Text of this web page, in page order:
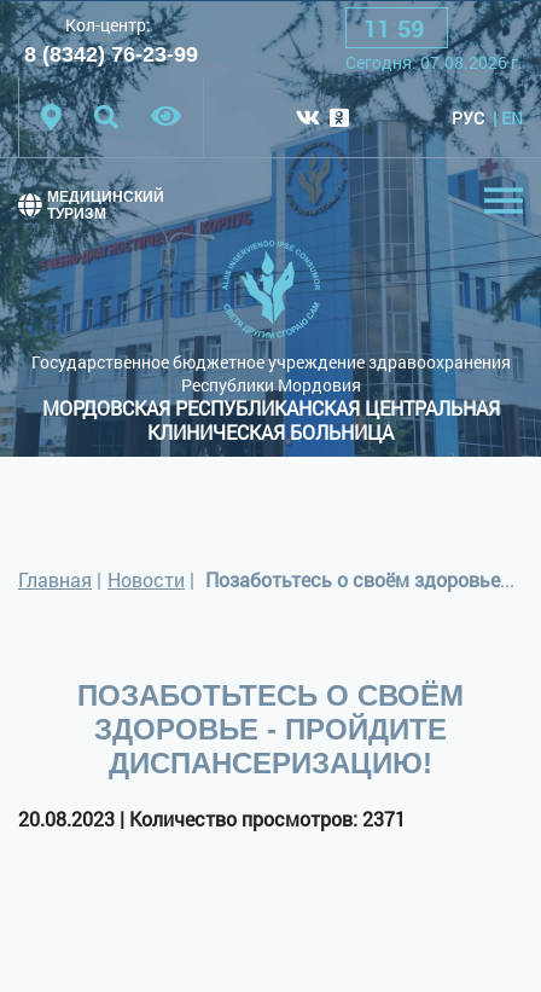
Шрифт: A A A
Цветовая схема: Черная схема
Обычный сайт
Кол-центр:
8 (8342) 76-23-99
11 59
Сегодня:07.08.2026г.
РУС EN
Государственное бюджетное учреждение здравоохранения
Республики Мордовия
МОРДОВСКАЯ РЕСПУБЛИКАНСКАЯ ЦЕНТРАЛЬНАЯ
КЛИНИЧЕСКАЯ БОЛЬНИЦА
МЕДИЦИНСКИЙ
ТУРИЗМ
Главная | Новости | Позаботьтесь о своём здоровье - пройдите диспансеризацию!
ПОЗАБОТЬТЕСЬ О СВОЁМ
ЗДОРОВЬЕ - ПРОЙДИТЕ
ДИСПАНСЕРИЗАЦИЮ!
20.08.2023 | Количество просмотров: 2371